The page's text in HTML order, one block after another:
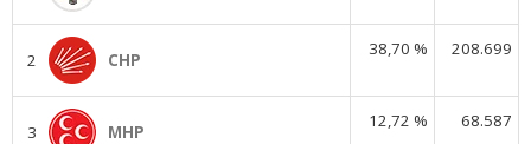
2 CHP
38,70 % 208.699
3 MHP
12,72 % 68.587